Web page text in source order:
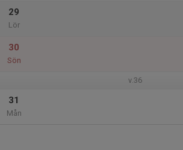
29
Lör
30
Sön
v.36
31
Mån